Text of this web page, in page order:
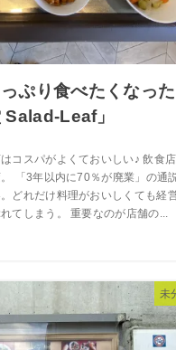
ぷり食べたくなった
」
コスパがよくておいしい♪ 飲食店
「3年以内に70％が廃業」の通
どれだけ料理がおいしくても経
てしまう。 重要なのが店舗の...
未